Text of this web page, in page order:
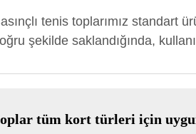
tenis toplarımız standart
şekilde saklandığında,
tüm kort türleri için